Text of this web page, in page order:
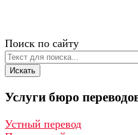
Поиск по сайту
Искать
Услуги бюро
Устный перевод